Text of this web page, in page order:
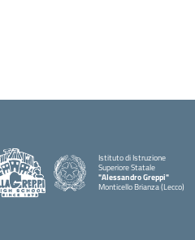
Istituto di Istruzione
Superiore Statale
"Alessandro Greppi"
Monticello Brianza (Lecco)